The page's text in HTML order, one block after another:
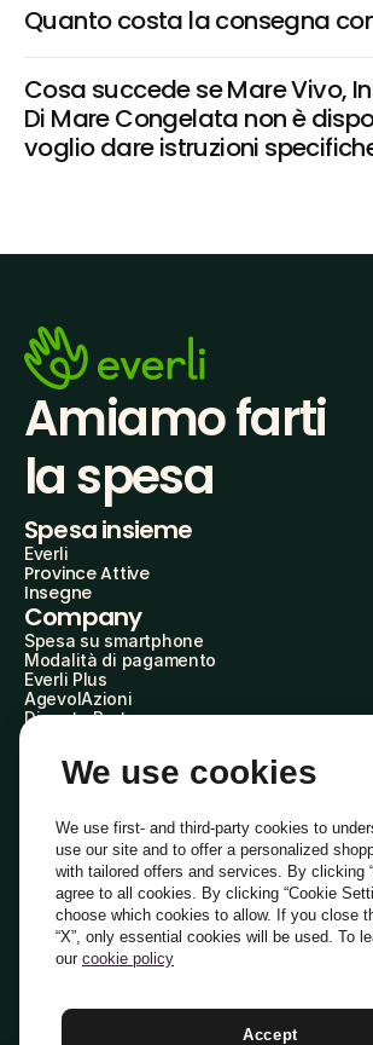
Quanto costa la consegna
Cosa succede se Mare Vivo,
Di Mare Congelata non è
voglio dare istruzioni
Amiamo farti
la spesa
Spesa insieme
Everli
Province Attive
Insegne
Company
Spesa su smartphone
Modalità di pagamento
Everli Plus
AgevolAzioni
Diventa Partner
Everli Shoppers
About Us
Everli News
Domande frequenti
Lavora con noi
Diventa Shopper
Investitori
PrivacyCookiePreferenze
Termini e CondizioniCodice
Indirizzo PEC: everli@pec.it - indirizzo DPO:
Italiano
We use cookies
We use first- and third-party cookies to
use our site and to offer a personalized
with tailored offers and services. By clicking
agree to all cookies. By clicking “Cookie
choose which cookies to allow. If you close
“X”, only essential cookies will be used. To
our cookie policy
Accept